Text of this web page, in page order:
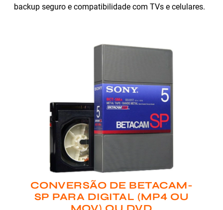
backup seguro e compatibilidade com TVs e celulares.
CONVERSÃO DE BETACAM-
SP PARA DIGITAL (MP4 OU